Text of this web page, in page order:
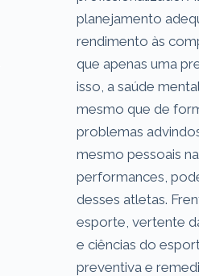
planejamento
rendimento às
que apenas uma
isso, a saúde
mesmo que de
problemas
mesmo pessoais
performances,
desses atletas.
esporte, vertente
e ciências do
preventiva e